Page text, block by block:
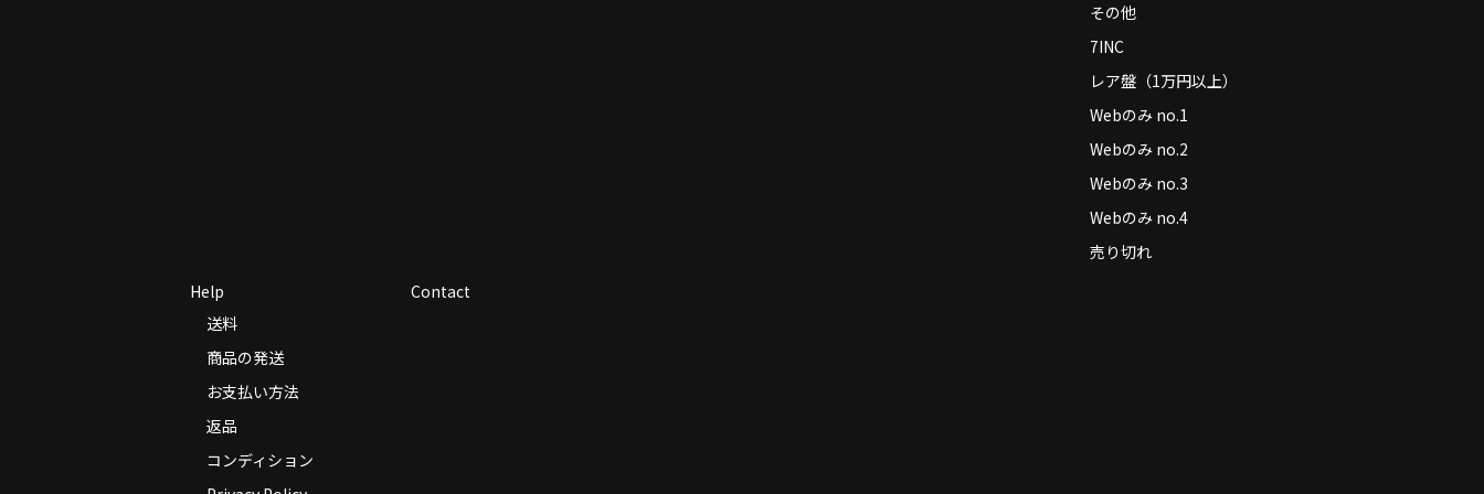
その他
7INC
レア盤（1万円以上）
Webのみ no.1
Webのみ no.2
Webのみ no.3
Webのみ no.4
売り切れ
Help
送料
商品の発送
お支払い方法
返品
コンディション
Contact